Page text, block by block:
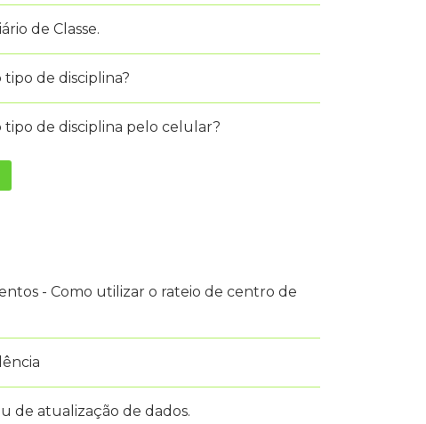
de Classe.
de disciplina?
tipo de disciplina pelo celular?
- Como utilizar o rateio de centro de
de atualização de dados.